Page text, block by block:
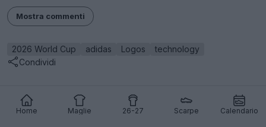
Home Maglie 26-27 Scarpe Calendario
Mostra commenti
2026 World Cup adidas Logos
technology
Condividi